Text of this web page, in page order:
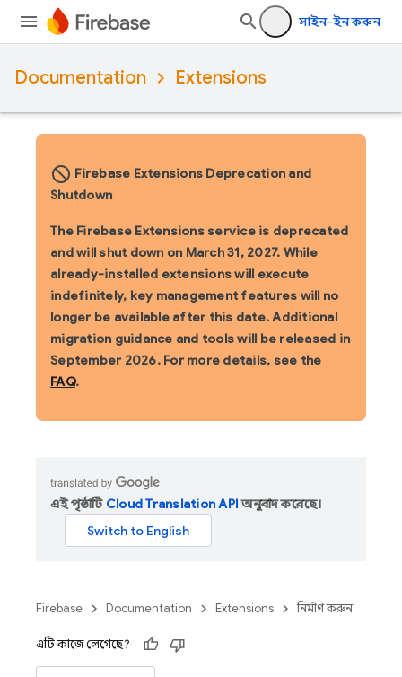
সাইন-ইন করুন
Documentation Extensions
block_flipped Firebase Extensions Deprecation and
Shutdown
The Firebase Extensions service is deprecated
and will shut down on March 31, 2027. While
already-installed extensions will execute
indefinitely, key management features will no
longer be available after this date. Additional
migration guidance and tools will be released in
September 2026. For more details, see the
FAQ.
এই পৃষ্ঠাটি Cloud Translation APIঅনুবাদ করেছে।
Firebase Documentation Extensions নির্মাণ করুন
এটি কাজে লেগেছে?